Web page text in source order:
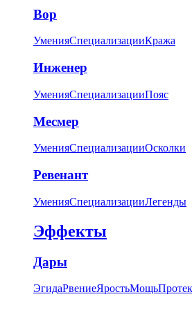
Вор
УменияСпециализацииКража
Инженер
УменияСпециализацииПояс
Месмер
УменияСпециализацииОсколки
Ревенант
УменияСпециализацииЛегенды
Эффекты
Дары
ЭгидаРвениеЯростьМощь